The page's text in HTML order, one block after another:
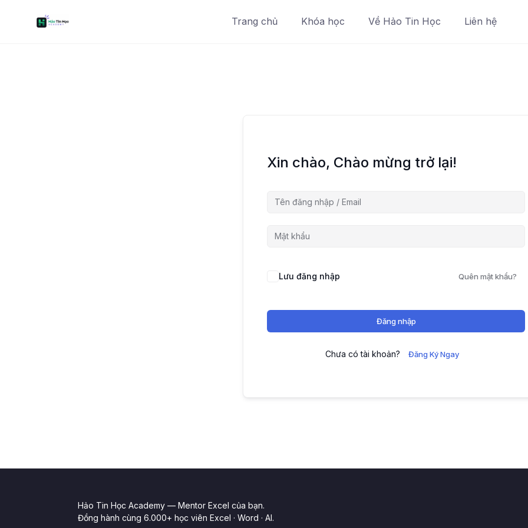
Trang chủ Khóa học Về Hảo Tin Học Liên hệ
Xin chào, Chào mừng trở lại!
Lưu đăng nhập Quên mật khẩu?
Đăng nhập
Chưa có tài khoản? Đăng Ký Ngay
Hảo Tin Học Academy — Mentor Excel của bạn.
Đồng hành cùng 6.000+ học viên Excel · Word · AI.